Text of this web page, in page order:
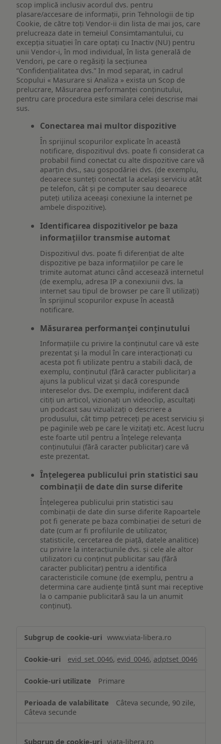
scop implică inclusiv acordul dvs. pentru
plasare/accesare de informații, prin Tehnologii de tip
Cookie, de către toți Vendor-ii din lista de mai jos, care
prelucreaza date in temeiul Consimtamantului, cu
excepția situației în care optați cu Inactiv (NU) pentru
unii Vendor-i, în mod individual, în lista generală de
Vendori, pe care o regăsiți la secțiunea
“Confidențialitatea dvs.” In mod separat, in cadrul
Scopului « Masurare si Analiza » exista un Scop de
prelucrare, Măsurarea performanței conținutului,
pentru care procedura este similara celei descrise mai
sus.
Conectarea mai multor dispozitive
În sprijinul scopurilor explicate în această
notificare, dispozitivul dvs. poate fi considerat ca
probabil fiind conectat cu alte dispozitive care vă
aparțin dvs., sau gospodăriei dvs. (de exemplu,
deoarece sunteți conectat la același serviciu atât
pe telefon, cât și pe computer sau deoarece
puteți utiliza aceeași conexiune la internet pe
ambele dispozitive).
Identificarea dispozitivelor pe baza
informațiilor transmise automat
Dispozitivul dvs. poate fi diferențiat de alte
dispozitive pe baza informațiilor pe care le
trimite automat atunci când accesează internetul
(de exemplu, adresa IP a conexiunii dvs. la
internet sau tipul de browser pe care îl utilizați)
în sprijinul scopurilor expuse în această
notificare.
Măsurarea performanței conținutului
Informațiile cu privire la conținutul care vă este
prezentat și la modul în care interacționați cu
acesta pot fi utilizate pentru a stabili dacă, de
exemplu, conținutul (fără caracter publicitar) a
ajuns la publicul vizat și dacă corespunde
intereselor dvs. De exemplu, indiferent dacă
citiți un articol, vizionați un videoclip, ascultați
un podcast sau vizualizați o descriere a
produsului, cât timp petreceți pe acest serviciu și
pe paginile web pe care le vizitați etc. Acest lucru
este foarte util pentru a înțelege relevanța
conținutului (fără caracter publicitar) care vă
este prezentat.
Înțelegerea publicului prin statistici sau
combinații de date din surse diferite
Înțelegerea publicului prin statistici sau
combinații de date din surse diferite Rapoartele
pot fi generate pe baza combinației de seturi de
date (cum ar fi profilurile de utilizator,
statisticile, cercetarea de piață, datele analitice)
cu privire la interacțiunile dvs. și cele ale altor
utilizatori cu conținut publicitar sau (fără
caracter publicitar) pentru a identifica
caracteristicile comune (de exemplu, pentru a
determina care audiențe țintă sunt mai receptive
la o campanie publicitară sau la un anumit
conținut).
www.viata-libera.ro
evid_set_0046, evid_0046, adptset_0046
Primare
Câteva secunde, 90 zile,
Câteva secunde
viata-libera.ro